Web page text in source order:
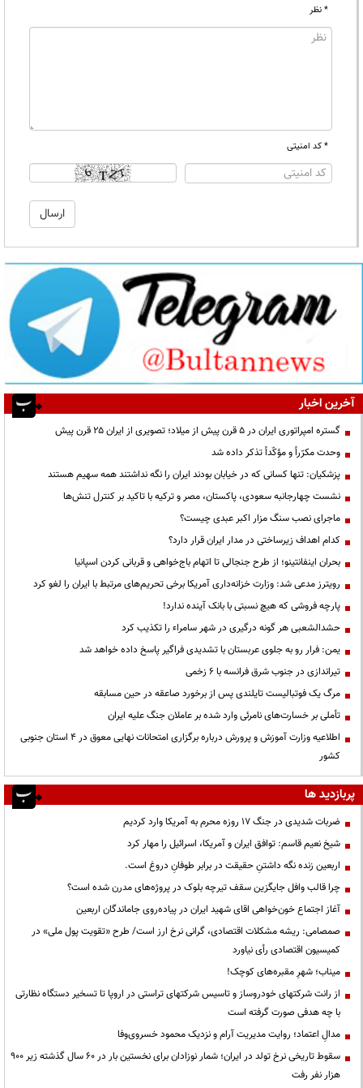
* نظر
* کد امنیتی
آخرین اخبار
گستره امپراتوری ایران در ۵ قرن پیش از میلاد؛ تصویری از ایران ۲۵ قرن پیش
وحدت مکرّراً و مؤکّداً تذکر داده شد
پزشکیان: تنها کسانی که در خیابان بودند ایران را نگه نداشتند همه سهیم هستند
نشست چهارجانبه سعودی، پاکستان، مصر و ترکیه با تاکید بر کنترل تنش‌ها
ماجرای نصب سنگ مزار اکبر عبدی چیست؟
کدام اهداف زیرساختی در مدار ایران قرار دارد؟
بحران اینفانتینو؛ از طرح جنجالی تا اتهام باج‌خواهی و قربانی کردن اسپانیا
رویترز مدعی شد: وزارت خزانه‌داری آمریکا برخی تحریم‌های مرتبط با ایران را لغو کرد
پارچه فروشی که هیچ نسبتی با بانک آینده ندارد!
حشدالشعبی هر گونه درگیری در شهر سامراء را تکذیب کرد
یمن: فرار رو به جلوی عربستان با تشدیدی فراگیر پاسخ داده خواهد شد
تیراندازی در جنوب شرق فرانسه با ۶ زخمی
مرگ یک فوتبالیست تایلندی پس از برخورد صاعقه در حین مسابقه
تأملی بر خسارت‌های نامرئی وارد شده بر عاملان جنگ علیه ایران
اطلاعیه وزارت آموزش و پرورش درباره برگزاری امتحانات نهایی معوق در 4 استان جنوبی
کشور
پربازدید ها
ضربات شدیدی در جنگ ۱۷ روزه محرم به آمریکا وارد کردیم
شیخ نعیم قاسم: توافق ایران و آمریکا، اسرائیل را مهار کرد
اربعین زنده نگه داشتنِ حقیقت در برابر طوفانِ دروغ است.
چرا قالب وافل جایگزین سقف تیرچه بلوک در پروژه‌های مدرن شده است؟
آغاز اجتماع خون‌خواهی اقای شهید ایران در پیاده‌روی جاماندگان اربعین
صمصامی: ریشه مشکلات اقتصادی، گرانی نرخ ارز است/ طرح «تقویت پول ملی» در
کمیسیون اقتصادی رأی نیاورد
میناب؛ شهرِ مقبره‌های کوچک!
از رانت‌ شرکتهای خودروساز و تاسیس شرکتهای تراستی در اروپا تا تسخیر دستگاه نظارتی
با چه هدفی صورت گرفته است
مدالِ اعتماد؛ روایت مدیریت آرام و نزدیک محمود خسروی‌وفا
سقوط تاریخی نرخ تولد در ایران؛ شمار نوزادان برای نخستین بار در ۶۰ سال گذشته زیر ۹۰۰
هزار نفر رفت